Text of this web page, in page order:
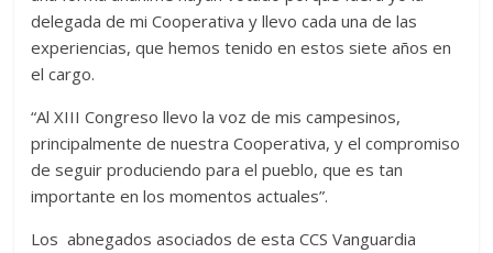
delegada de mi Cooperativa y llevo cada una de las
experiencias, que hemos tenido en estos siete años en
el cargo.
“Al XIII Congreso llevo la voz de mis campesinos,
principalmente de nuestra Cooperativa, y el compromiso
de seguir produciendo para el pueblo, que es tan
importante en los momentos actuales”.
Los abnegados asociados de esta CCS Vanguardia